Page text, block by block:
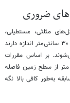
ضروری
مثلثی، مستطیلی،
پرچم مانند، یا مربعی هستند. بیشتر آن‌ها معمولاً ۱۵ در ۳۰ سانتی‌متر اندازه دارند
۱.۲ تا ۱.۸ متر متصل می‌شوند. بر اساس مقررات
اداره مدیریت زمین‌های آمریکا نوک تیر باید حداقل ۲.۴ متر از سطح زمین فاصله
به‌طور کافی بالا نگه